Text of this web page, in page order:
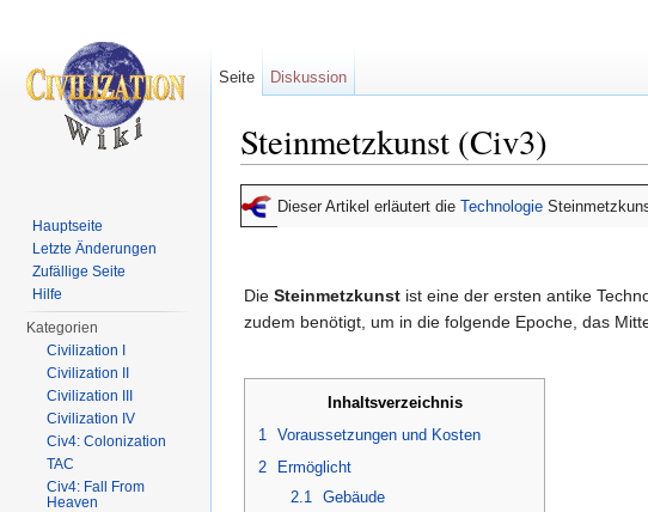
Steinmetzkunst (Civ3)
Dieser Artikel erläutert die Technologie
Die Steinmetzkunst ist eine der ersten antike
zudem benötigt, um in die folgende Epoche, das
Inhaltsverzeichnis
1 Voraussetzungen und Kosten
2
Ermöglicht
2.1
Gebäude
Seite Diskussion
Hauptseite
Letzte Änderungen
Zufällige Seite
Hilfe
Kategorien
Civilization I
Civilization II
Civilization III
Civilization IV
Civ4: Colonization
TAC
Civ4: Fall From
Heaven